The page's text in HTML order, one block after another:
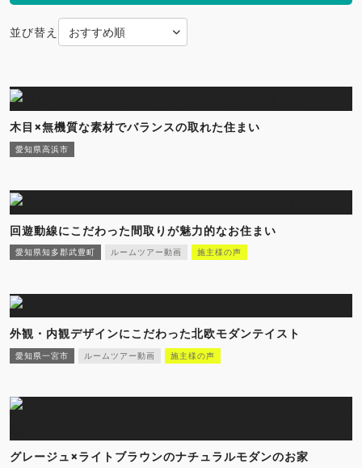
並び替え
木目×無機質な素材でバランスの取れた住まい
愛知県高浜市
回遊動線にこだわった間取りが魅力的なお住まい
愛知県知多郡武豊町 ルームツアー動画 施主様の声
外観・内観デザインにこだわった北欧モダンテイスト
愛知県一宮市 ルームツアー動画 施主様の声
グレージュ×ライトブラウンのナチュラルモダンのお家